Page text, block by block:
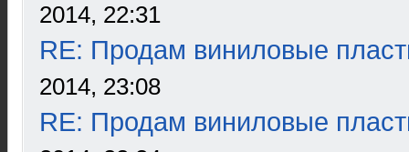
2014, 22:31
RE: Продам виниловые
2014, 23:08
RE: Продам виниловые